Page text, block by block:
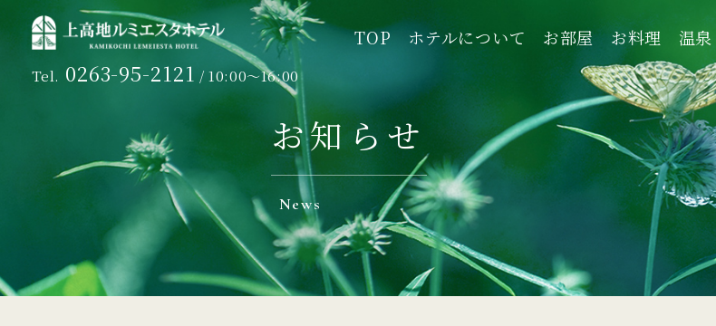
Tel. 0263-95-2121 / 10:00～16:00
TOP ホテルについて お部屋 お料理 温泉
TOP ホテルについて お部屋 お料理 温泉
お知らせ
News